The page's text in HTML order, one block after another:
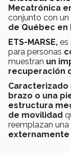
Mecatrónica
conjunto con un
de Québec en
ETS-MARSE, es
para personas
muestran un
recuperación
Caracterizado
brazo o una
estructura
de movilidad
reemplazan una
externamente